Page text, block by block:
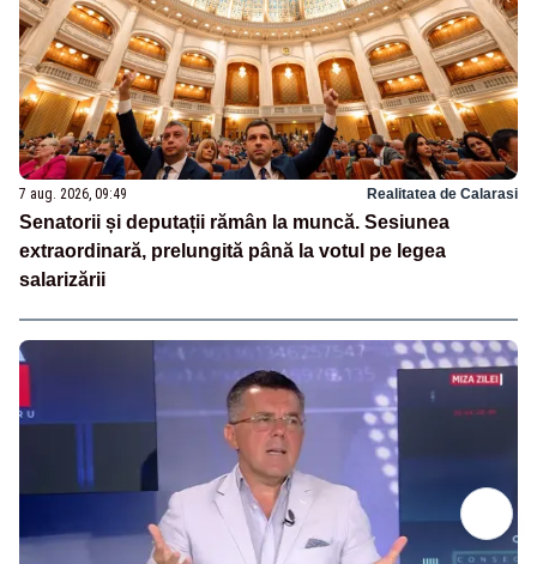
7 aug. 2026, 09:49 Realitatea de Calarasi
Senatorii și deputații rămân la muncă. Sesiunea
extraordinară, prelungită până la votul pe legea
salarizării